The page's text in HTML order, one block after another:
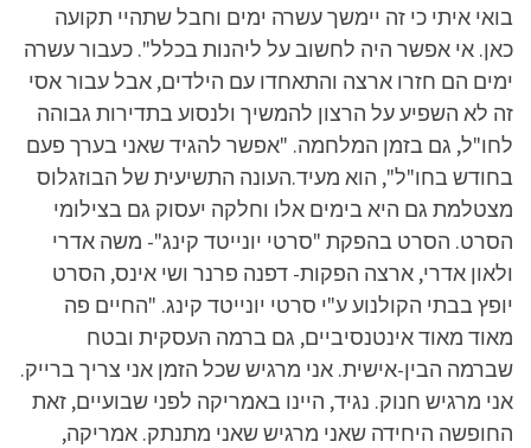
בואי איתי כי זה יימשך עשרה ימים וחבל שתהיי תקועה
כאן. אי אפשר היה לחשוב על ליהנות בכלל". כעבור עשרה
ימים הם חזרו ארצה והתאחדו עם הילדים, אבל עבור אסי
זה לא השפיע על הרצון להמשיך ולנסוע בתדירות גבוהה
לחו"ל, גם בזמן המלחמה. "אפשר להגיד שאני בערך פעם
בחודש בחו"ל", הוא מעיד.העונה התשיעית של הבוזגלוס
מצטלמת גם היא בימים אלו וחלקה יעסוק גם בצילומי
הסרט. הסרט בהפקת "סרטי יונייטד קינג"- משה אדרי
ולאון אדרי, ארצה הפקות- דפנה פרנר ושי אינס, הסרט
יופץ בבתי הקולנוע ע"י סרטי יונייטד קינג. "החיים פה
מאוד מאוד אינטנסיביים, גם ברמה העסקית ובטח
שברמה הבין-אישית. אני מרגיש שכל הזמן אני צריך ברייק.
אני מרגיש חנוק. נגיד, היינו באמריקה לפני שבועיים, זאת
החופשה היחידה שאני מרגיש שאני מתנתק. אמריקה,